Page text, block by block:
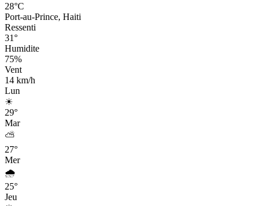
28°C
Port-au-Prince, Haiti
Ressenti
31°
Humidite
75%
Vent
14 km/h
Lun
☀
29°
Mar
⛅
27°
Mer
🌧
25°
Jeu